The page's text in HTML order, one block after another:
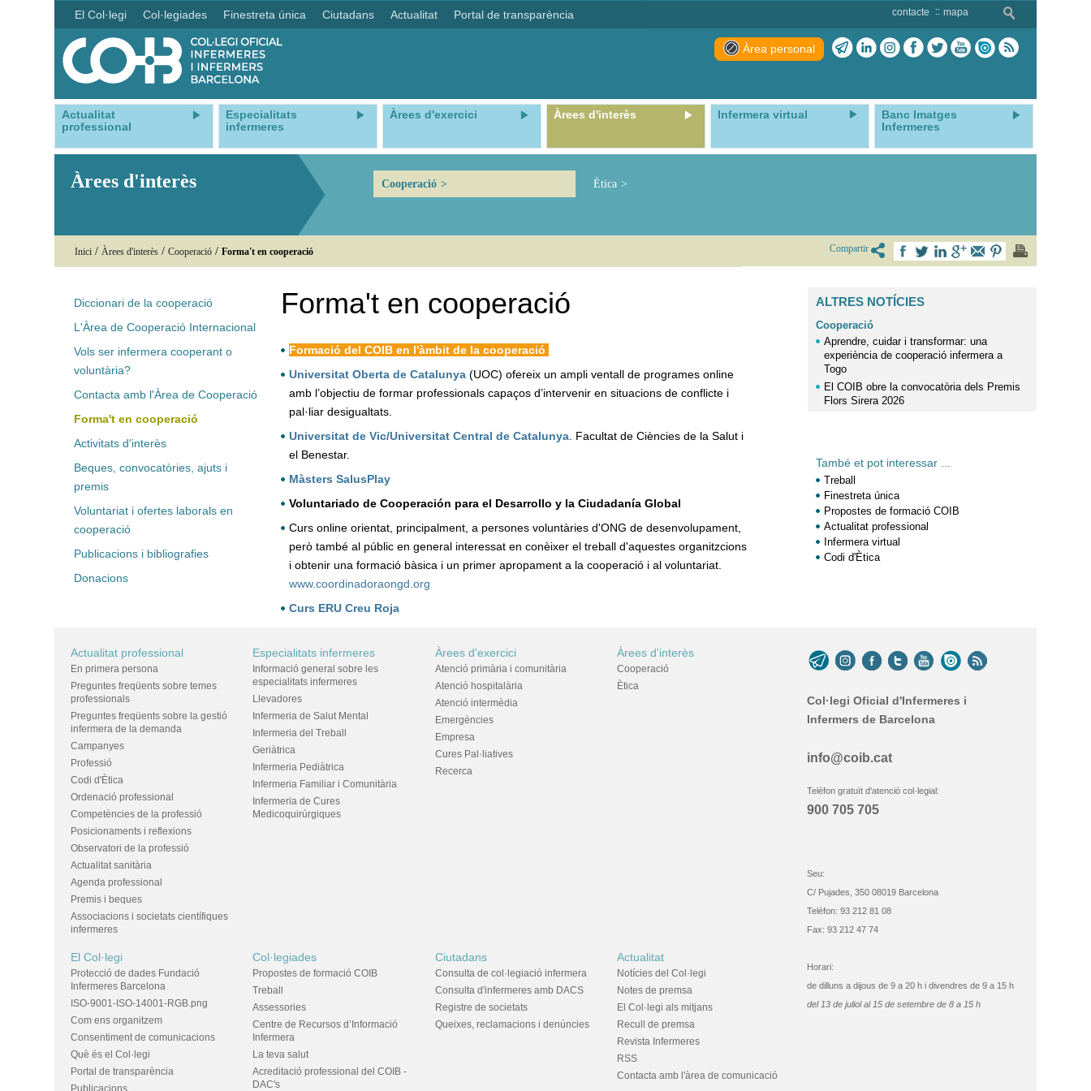
El Col·legi Col·legiades Finestreta única Ciutadans Actualitat Portal de transparència contacte mapa
Àrea personal
Actualitat
professional
Especialitats
infermeres
Àrees d'exercici Àrees d'interès Infermera virtual
Banc Imatges
Infermeres
Àrees d'interès Cooperació Ètica
Inici / Àrees d'interès / Cooperació / Forma't en cooperació Compartir
Diccionari de la cooperació
L'Àrea de Cooperació Internacional
Vols ser infermera cooperant o
voluntària?
Contacta amb l'Àrea de Cooperació
Forma't en cooperació
Activitats d'interès
Beques, convocatòries, ajuts i
premis
Voluntariat i ofertes laborals en
cooperació
Publicacions i bibliografies
Donacions
Forma't en cooperació
Formació del COIB en l'àmbit de la cooperació
Universitat Oberta de Catalunya (UOC) ofereix un ampli ventall de programes online
amb l’objectiu de formar professionals capaços d’intervenir en situacions de conflicte i
pal·liar desigualtats.
Universitat de Vic/Universitat Central de Catalunya . Facultat de Ciències de la Salut i
el Benestar.
Màsters SalusPlay
Voluntariado de Cooperación para el Desarrollo y la Ciudadanía Global
Curs online orientat, principalment, a persones voluntàries d'ONG de desenvolupament,
però també al públic en general interessat en conèixer el treball d'aquestes organitzcions
i obtenir una formació bàsica i un primer apropament a la cooperació i al voluntariat.
www.coordinadoraongd.org
Curs ERU Creu Roja
ALTRES NOTÍCIES
Cooperació
Aprendre, cuidar i transformar: una
experiència de cooperació infermera a
Togo
El COIB obre la convocatòria dels Premis
Flors Sirera 2026
També et pot interessar ...
Treball
Finestreta única
Propostes de formació COIB
Actualitat professional
Infermera virtual
Codi d'Ètica
Actualitat professional
En primera persona
Preguntes freqüents sobre temes
professionals
Preguntes freqüents sobre la gestió
infermera de la demanda
Campanyes
Professió
Codi d'Ètica
Ordenació professional
Competències de la professió
Posicionaments i reflexions
Observatori de la professió
Actualitat sanitària
Agenda professional
Premis i beques
Associacions i societats científiques
infermeres
Especialitats infermeres
Informació general sobre les
especialitats infermeres
Llevadores
Infermeria de Salut Mental
Infermeria del Treball
Geriàtrica
Infermeria Pediàtrica
Infermeria Familiar i Comunitària
Infermeria de Cures
Medicoquirúrgiques
Àrees d'exercici
Atenció primària i comunitària
Atenció hospitalària
Atenció intermèdia
Emergències
Empresa
Cures Pal·liatives
Recerca
Àrees d'interès
Cooperació
Ètica
El Col·legi
Protecció de dades Fundació
Infermeres Barcelona
ISO-9001-ISO-14001-RGB.png
Com ens organitzem
Consentiment de comunicacions
Què és el Col·legi
Portal de transparència
Publicacions
Col·legiades
Propostes de formació COIB
Treball
Assessories
Centre de Recursos d’Informació
Infermera
La teva salut
Acreditació professional del COIB -
DAC's
Ciutadans
Consulta de col·legiació infermera
Consulta d'infermeres amb DACS
Registre de societats
Queixes, reclamacions i denúncies
Actualitat
Notícies del Col·legi
Notes de premsa
El Col·legi als mitjans
Recull de premsa
Revista Infermeres
RSS
Contacta amb l'àrea de comunicació
Col·legi Oficial d'Infermeres i
Infermers de Barcelona
info@coib.cat
Telèfon gratuït d'atenció col·legial:
900 705 705
Seu:
C/ Pujades, 350 08019 Barcelona
Telèfon: 93 212 81 08
Fax: 93 212 47 74
Horari:
de dilluns a dijous de 9 a 20 h i divendres de 9 a 15 h
del 13 de juliol al 15 de setembre de 8 a 15 h